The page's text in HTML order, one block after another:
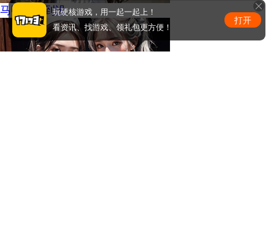
马甲线看到没玩硬核游戏，用一起一起上！
看资讯、找游戏、领礼包更方便！
打开